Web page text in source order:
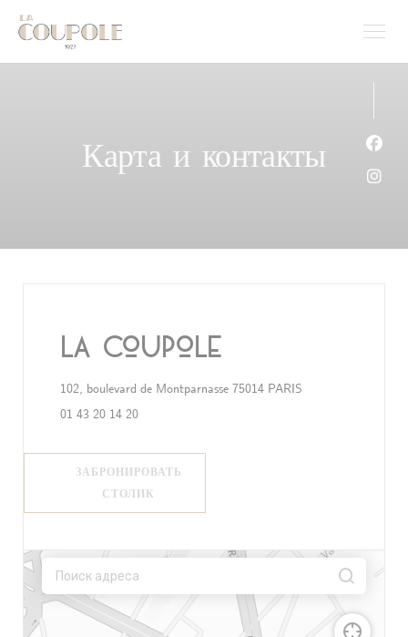
Панель управления cookies
Карта и контакты
La Coupole
102, boulevard de Montparnasse 75014 PARIS
01 43 20 14 20
ЗАБРОНИРОВАТЬ
СТОЛИК